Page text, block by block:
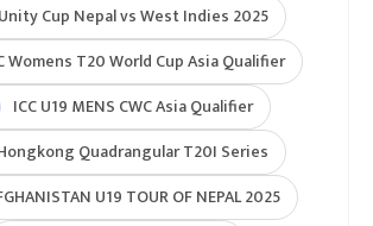
Unity Cup Nepal vs West Indies 2025
Womens T20 World Cup Asia Qualifier
ICC U19 MENS CWC Asia Qualifier
Quadrangular T20I Series
U19 TOUR OF NEPAL 2025